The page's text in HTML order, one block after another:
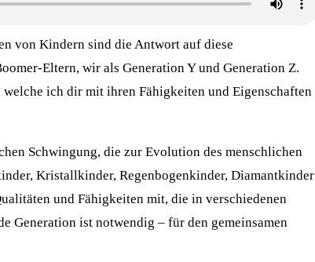
von Kindern sind die Antwort auf diese
Eltern, wir als Generation Y und Generation Z.
ich dir mit ihren Fähigkeiten und Eigenschaften
Schwingung, die zur Evolution des menschlichen
Kristallkinder, Regenbogenkinder, Diamantkinder
und Fähigkeiten mit, die in verschiedenen
Generation ist notwendig – für den gemeinsamen